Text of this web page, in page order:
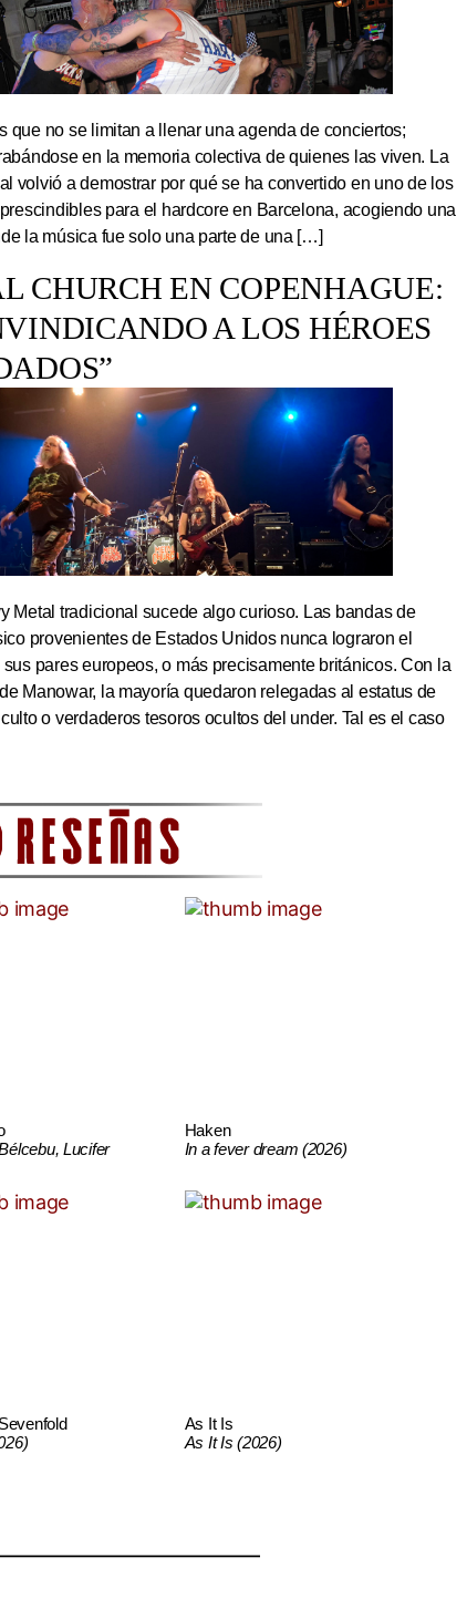
que no se limitan a llenar una agenda de conciertos;
en la memoria colectiva de quienes las viven. La
volvió a demostrar por qué se ha convertido en uno de los
para el hardcore en Barcelona, acogiendo una
la música fue solo una parte de una […]
CHURCH EN COPENHAGUE:
A LOS HÉROES
Metal tradicional sucede algo curioso. Las bandas de
provenientes de Estados Unidos nunca lograron el
sus pares europeos, o más precisamente británicos. Con la
Manowar, la mayoría quedaron relegadas al estatus de
o verdaderos tesoros ocultos del under. Tal es el caso
Lucifer
Haken
In a fever dream (2026)
As It Is
As It Is (2026)